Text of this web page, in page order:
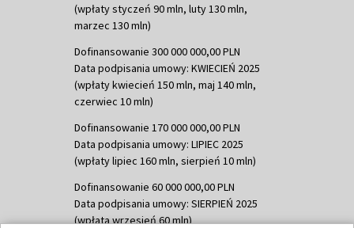
(wpłaty styczeń 90 mln, luty 130 mln,
marzec 130 mln)
Dofinansowanie 300 000 000,00 PLN
Data podpisania umowy: KWIECIEŃ 2025
(wpłaty kwiecień 150 mln, maj 140 mln,
czerwiec 10 mln)
Dofinansowanie 170 000 000,00 PLN
Data podpisania umowy: LIPIEC 2025
(wpłaty lipiec 160 mln, sierpień 10 mln)
Dofinansowanie 60 000 000,00 PLN
Data podpisania umowy: SIERPIEŃ 2025
(wpłata wrzesień 60 mln)